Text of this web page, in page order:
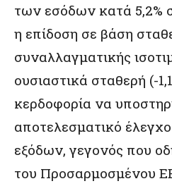
των εσόδων κατά 5,2%
η επίδοση σε βάση
συναλλαγματικής
ουσιαστικά σταθερή (-
κερδοφορία να
αποτελεσματικό
εξόδων, γεγονός που
του Προσαρμοσμένου